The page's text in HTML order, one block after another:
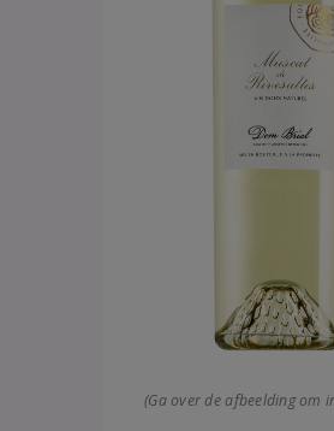
(Ga over de afbeelding om